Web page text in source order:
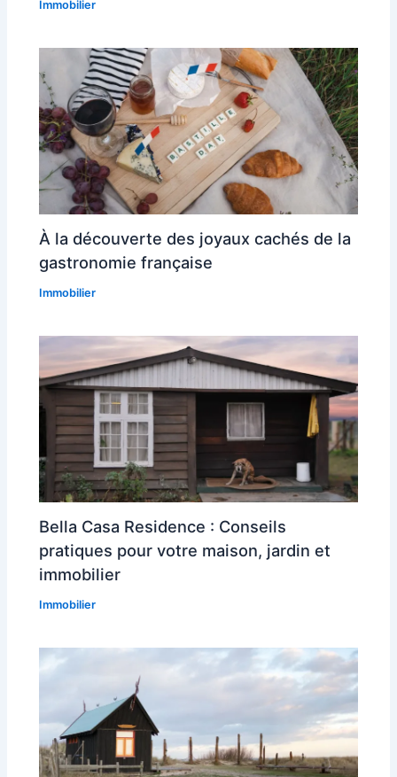
Immobilier
À la découverte des joyaux cachés de la
gastronomie française
Immobilier
Bella Casa Residence : Conseils
pratiques pour votre maison, jardin et
immobilier
Immobilier